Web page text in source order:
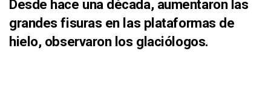
Desde hace una década, aumentaron las
grandes fisuras en las plataformas de
hielo,observaron los glaciólogos.